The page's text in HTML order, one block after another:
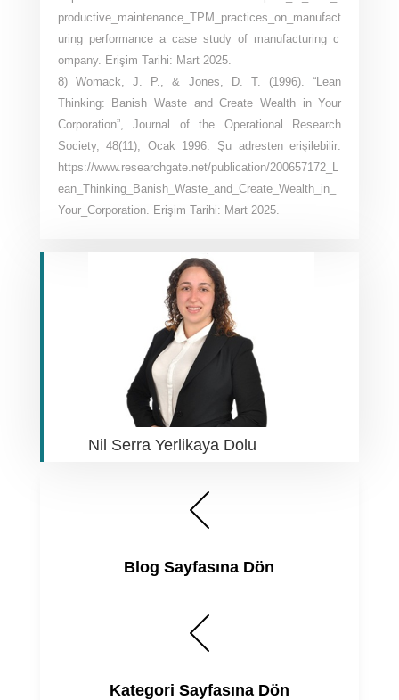
productive_maintenance_TPM_practices_on_manufact
uring_performance_a_case_study_of_manufacturing_c
ompany. Erişim Tarihi: Mart 2025.
8) Womack, J. P., & Jones, D. T. (1996). “Lean
Thinking: Banish Waste and Create Wealth in Your
Corporation”, Journal of the Operational Research
Society, 48(11), Ocak 1996. Şu adresten erişilebilir:
https://www.researchgate.net/publication/200657172_L
ean_Thinking_Banish_Waste_and_Create_Wealth_in_
Your_Corporation. Erişim Tarihi: Mart 2025.
Nil Serra Yerlikaya Dolu
Blog Sayfasına Dön
Kategori Sayfasına Dön